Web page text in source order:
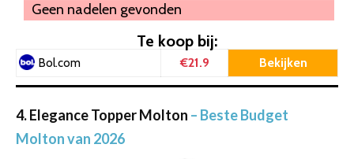
Geen nadelen gevonden
Te koop bij:
Bol.com €21.9 Bekijken
4. Elegance Topper Molton – Beste Budget
Molton van 2026